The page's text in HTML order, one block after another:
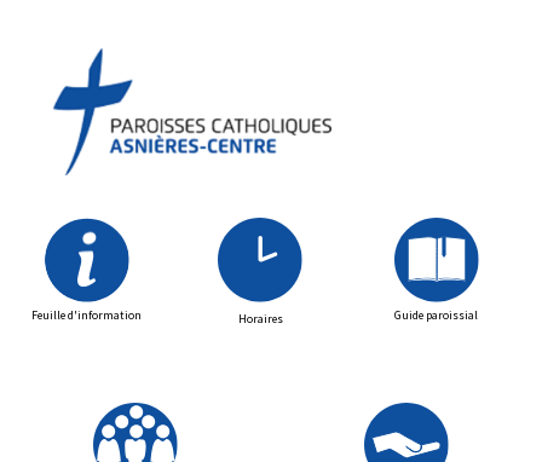
Feuille d'information Horaires Guide paroissial